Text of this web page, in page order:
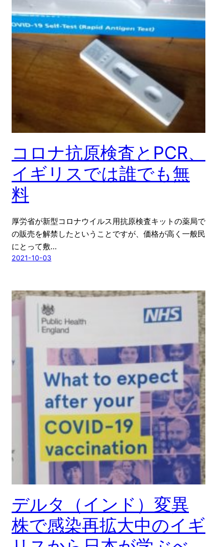
コロナ抗原検査とPCR、
イギリスでは誰でも無
料
厚労省が新型コロナウイルス用抗原検査キットの薬局で
の販売を解禁したということですが、価格が高く一般民
にとって敷…
2021-10-03
デルタ（インド）変異
株で感染再拡大中のイギ